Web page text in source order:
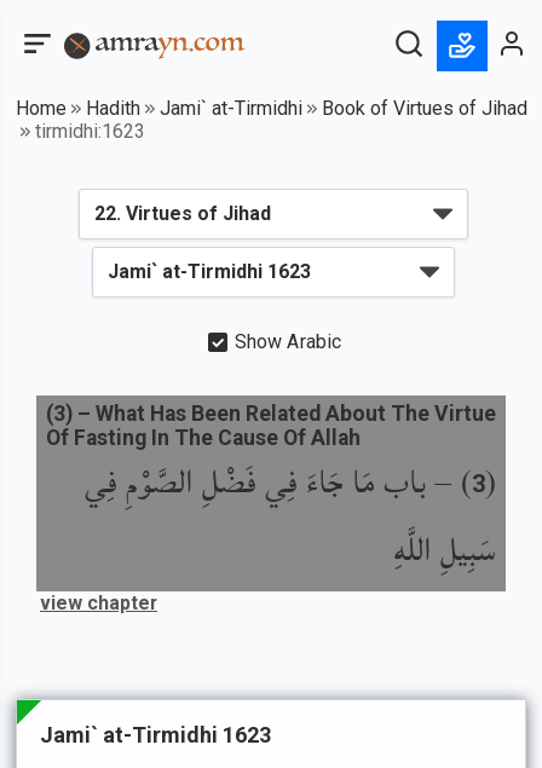
Home Hadith Jami` at-Tirmidhi
Book of Virtues of Jihad
tirmidhi:1623
Show Arabic
(
3
) –باب مَا جَاءَ فِي فَضْلِ الصَّوْمِ فِي
سَبِيلِ اللَّهِ
(3) – What Has Been Related About The Virtue
Of Fasting In The Cause Of Allah
view chapter
Jami` at-Tirmidhi 1623